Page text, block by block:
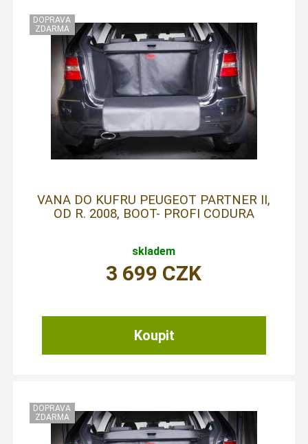
VANA DO KUFRU PEUGEOT PARTNER II,
OD R. 2008, BOOT- PROFI CODURA
skladem
3 699 CZK